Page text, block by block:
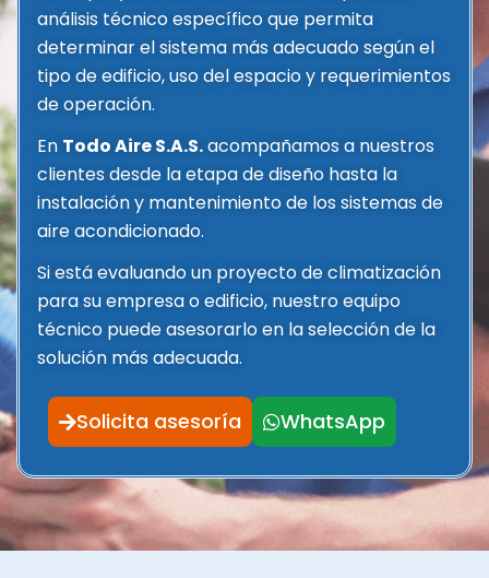
análisis técnico específico que permita
determinar el sistema más adecuado según el
tipo de edificio, uso del espacio y requerimientos
de operación.
En Todo Aire S.A.S.acompañamos a nuestros
clientes desde la etapa de diseño hasta la
instalación y mantenimiento de los sistemas de
aire acondicionado.
Si está evaluando un proyecto de climatización
para su empresa o edificio, nuestro equipo
técnico puede asesorarlo en la selección de la
solución más adecuada.
Solicita asesoría WhatsApp